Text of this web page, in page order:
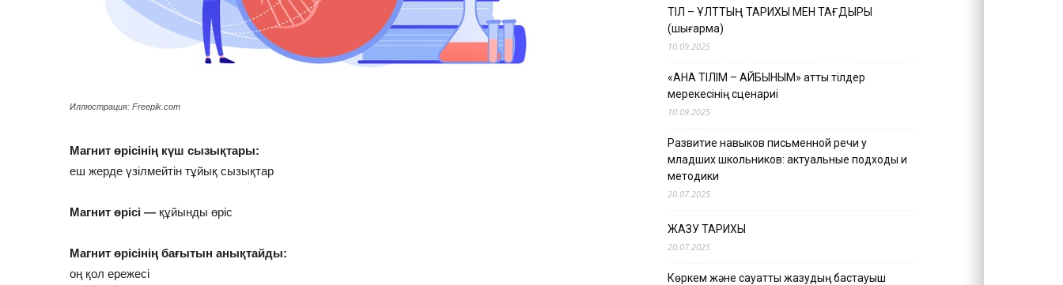
Иллюстрация: Freepik.com
Магнит өрісінің күш сызықтары:
еш жерде үзілмейтін тұйық сызықтар
Магнит өрісі — құйынды өріс
Магнит өрісінің бағытын анықтайды:
оң қол ережесі
ТІЛ – ҰЛТТЫҢ ТАРИХЫ МЕН ТАҒДЫРЫ
(шығарма)
10.09.2025
«АНА ТІЛІМ – АЙБЫНЫМ» атты тілдер
мерекесінің сценариі
10.09.2025
Развитие навыков письменной речи у
младших школьников: актуальные подходы и
методики
20.07.2025
ЖАЗУ ТАРИХЫ
20.07.2025
Көркем және сауатты жазудың бастауыш